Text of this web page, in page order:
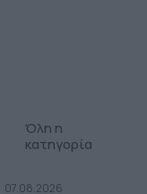
Όλη η
κατηγορία
07.08.2026